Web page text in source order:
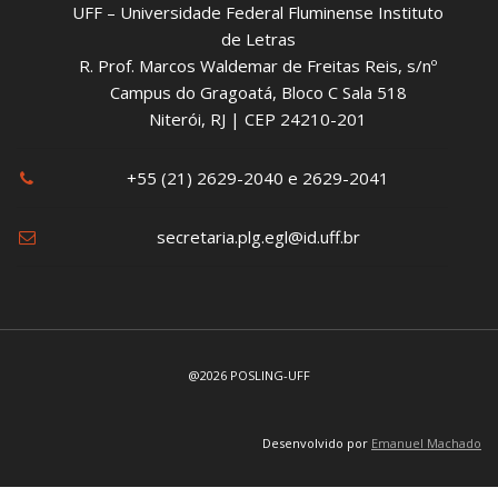
UFF – Universidade Federal Fluminense Instituto
de Letras
R. Prof. Marcos Waldemar de Freitas Reis, s/nº
Campus do Gragoatá, Bloco C Sala 518
Niterói, RJ | CEP 24210-201
+55 (21) 2629-2040 e 2629-2041
secretaria.plg.egl@id.uff.br
@2026 POSLING-UFF
Desenvolvido por Emanuel Machado